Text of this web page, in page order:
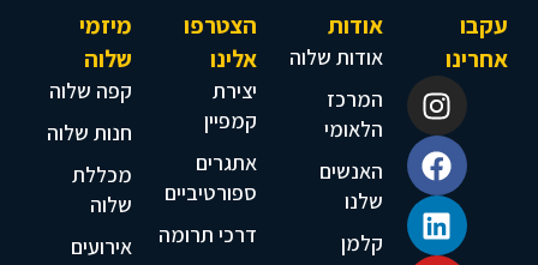
עקבו
אחרינו
אודות
אודות שלוה
המרכז
הלאומי
האנשים
שלנו
קלמן
הצטרפו
אלינו
יצירת
קמפיין
אתגרים
ספורטיביים
דרכי תרומה
מיזמי
שלוה
קפה שלוה
חנות שלוה
מכללת
שלוה
אירועים